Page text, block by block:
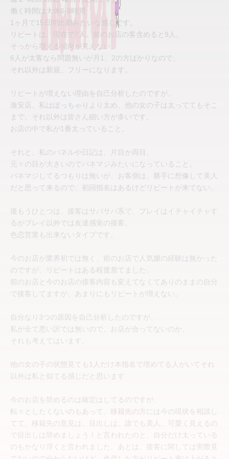
働く時間は大体6-8時間
1ヶ月で15日間出勤みたいな感じです。
リピートは、現在で7人。前のお店の客含めると9人。
そっから増える傾向が見えない。
6人が太客なら問題無いが月1、2の方ばかりなので、
それ以外は新規、フリーになります。
リピートが増えない理由を自己分析したのですが、
激安店、私はぽっちゃり より太め、他の女の子は太っててもそこ
まで。それ以外は皆さん細い方が多いです。
お店の中で私が1番太っていること。
それと、私のパネルや日記は、片目か両目、
元々の目が大きいのでパネマジみたいになっていること。
パネマジしてるつもりは無いが、お客側は、勝手に想像して美人
だと思って来るので、初回指名はあるけどリピートが来てない。
後もうひとつは、接客はサバサバ系で、プレイはイチャイチャす
るがプレイ以外では友達感覚の接客。
色恋営業も出来ないタイプです。
今のお店が業界初では無く、前のお店で人気嬢の経験は無かった
のですが、リピートはある程度居てました。
前のお店と今のお店の接客内容も変えてなくてありのままの自分
で接客してますが、あまりにもリピートが増えない。
自分なり3つの原因を自己分析したのですが、
私が全て悪い訳では無いので、お店が合ってないのか、
それも考えてはいます。
他の女の子の状態見ても1人だけ本指名で埋めてる人がいてそれ
以外は私と似てる感じだと思います
今のお店を辞めるのは確定はしてるのですが、
転々としたくないのもあって、移籍先の方には今の現状を相談し
てて、移籍先の意見は、目出しは、誰でも美人、可愛く見えるの
で目出しは辞めましょう！と言われたのと、自分だけ太っている
のもかなり浮くと言われました。あとは、接客に関しては実際見